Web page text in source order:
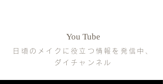
You Tube
日頃のメイクに役立つ情報を発信中、
ダイチャンネル